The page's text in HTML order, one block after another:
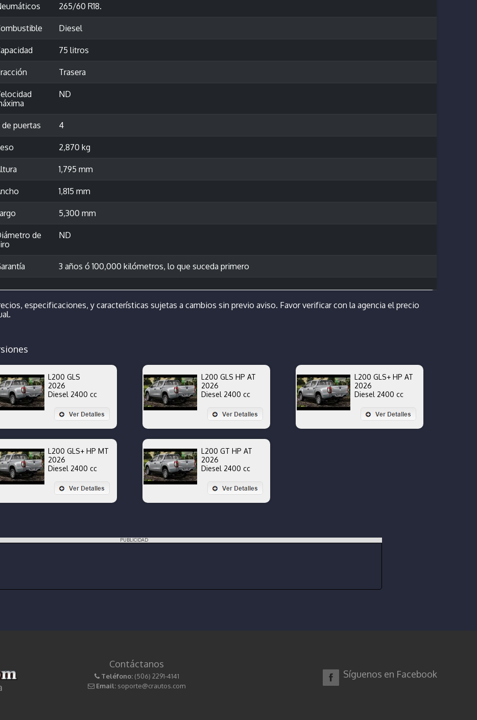
265/60 R18.
Diesel
75 litros
Trasera
ND
de puertas 4
2,870 kg
1,795 mm
1,815 mm
5,300 mm
de
ND
3 años ó 100,000 kilómetros, lo que suceda primero
especificaciones, y características sujetas a cambios sin previo aviso. Favor verificar con la agencia el precio
L200 GLS
2026
Diesel 2400 cc
L200 GLS HP AT
2026
Diesel 2400 cc
L200 GLS+ HP AT
2026
Diesel 2400 cc
L200 GLS+ HP MT
2026
Diesel 2400 cc
L200 GT HP AT
2026
Diesel 2400 cc
PUBLICIDAD
Contáctanos
Teléfono: (506) 2291-4141
Email: soporte@crautos.com
Síguenos en Facebook